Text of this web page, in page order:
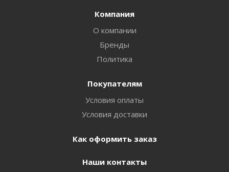
Компания
О компании
Бренды
Политика
Покупателям
Условия оплаты
Условия доставки
Как оформить заказ
Наши контакты